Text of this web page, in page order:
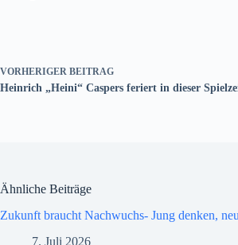
VORHERIGER BEITRAG
Heinrich „Heini“ Caspers feriert in dieser
Ähnliche Beiträge
Zukunft braucht Nachwuchs- Jung denken,
7. Juli 2026